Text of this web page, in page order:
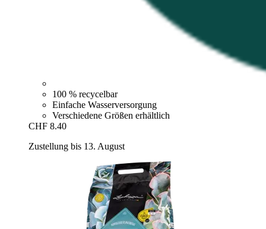
100 % recycelbar
Einfache Wasserversorgung
Verschiedene Größen erhältlich
CHF 8.40
Zustellung bis 13. August